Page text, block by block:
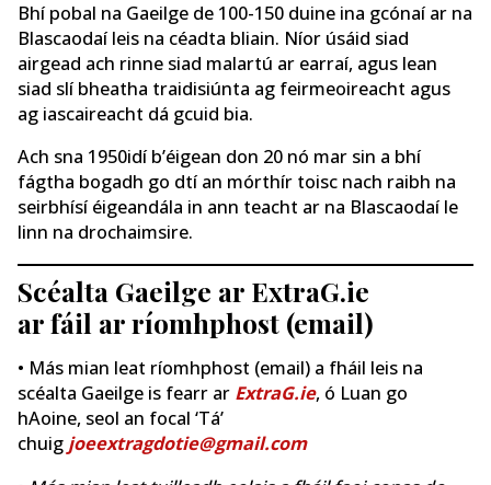
Bhí pobal na Gaeilge de 100-150 duine ina gcónaí ar na
Blascaodaí leis na céadta bliain. Níor úsáid siad
airgead ach rinne siad malartú ar earraí, agus lean
siad slí bheatha traidisiúnta ag feirmeoireacht agus
ag iascaireacht dá gcuid bia.
Ach sna 1950idí b’éigean don 20 nó mar sin a bhí
fágtha bogadh go dtí an mórthír toisc nach raibh na
seirbhísí éigeandála in ann teacht ar na Blascaodaí le
linn na drochaimsire.
Scéalta Gaeilge ar ExtraG.ie
ar fáil ar ríomhphost (email)
• Más mian leat ríomhphost (email) a fháil leis na
scéalta Gaeilge is fearr ar ExtraG.ie, ó Luan go
hAoine, seol an focal ‘Tá’
chuig joeextragdotie@gmail.com